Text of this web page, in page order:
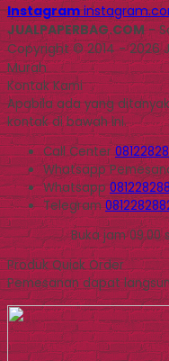
Instagram
JUALPAPERBAG.COM-
Copyright © 2014 - 2026
Murah
Kontak Kami
Apabila ada yang
kontak di bawah ini.
Call Center
Whatsapp
Whatsapp
Telegram
Buka jam 09.00
Produk Quick Order
Pemesanan dapat